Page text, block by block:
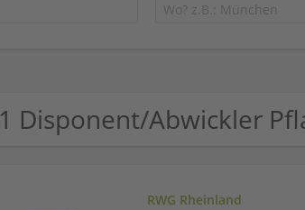
1 Disponent/Abwickler
RWG Rheinland